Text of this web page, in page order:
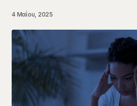
4 Μαΐου, 2025